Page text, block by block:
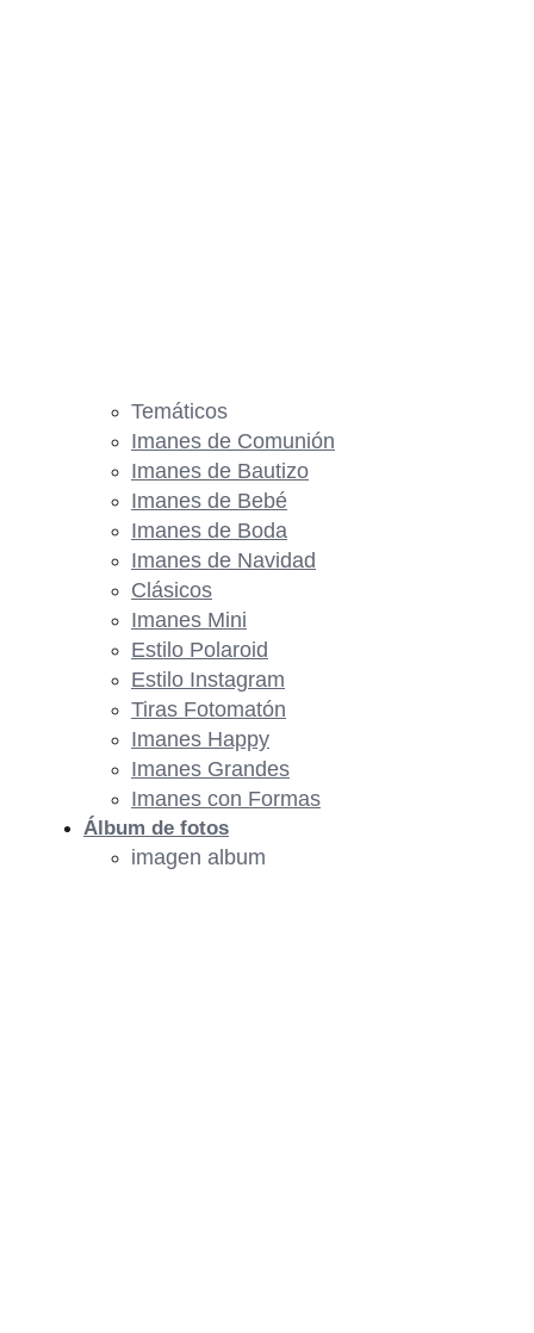
Temáticos
Imanes de Comunión
Imanes de Bautizo
Imanes de Bebé
Imanes de Boda
Imanes de Navidad
Clásicos
Imanes Mini
Estilo Polaroid
Estilo Instagram
Tiras Fotomatón
Imanes Happy
Imanes Grandes
Imanes con Formas
Álbum de fotos
imagen album